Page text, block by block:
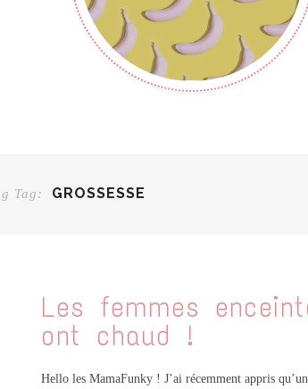
Tag: GROSSESSE
Les femmes
ont chaud !
Hello les MamaFunky ! J’ai récemment appris